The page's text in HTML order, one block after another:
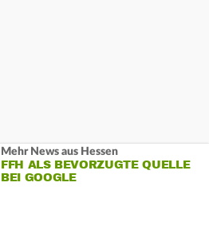
Mehr News aus Hessen
FFH ALS BEVORZUGTE QUELLE
BEI GOOGLE